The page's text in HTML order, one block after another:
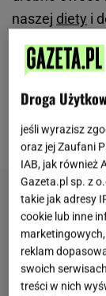
naszej diety i
potrzebnych
suszone
oznacza, że
Droga
jeśli wyrazisz
oraz jej Zaufani
IAB, jak również
Gazeta.pl sp. z
takie jak adresy
cookie lub inne
reklam
swoich
treści w nich